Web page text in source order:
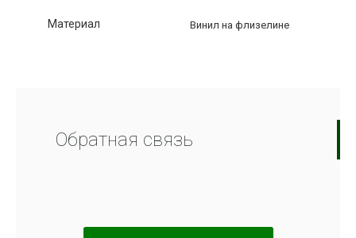
Материал Винил на флизелине
Обратная связь